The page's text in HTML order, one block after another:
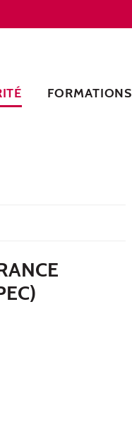
FORMATIONS